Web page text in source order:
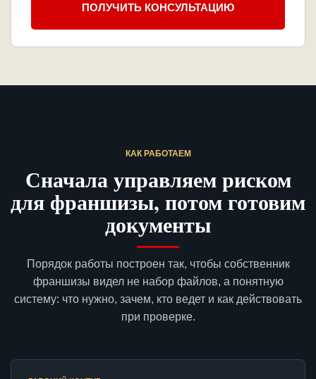
ПОЛУЧИТЬ КОНСУЛЬТАЦИЮ
КАК РАБОТАЕМ
Сначала управляем риском
для франшизы, потом готовим
документы
Порядок работы построен так, чтобы собственник
франшизы видел не набор файлов, а понятную
систему: что нужно, зачем, кто ведет и как действовать
при проверке.